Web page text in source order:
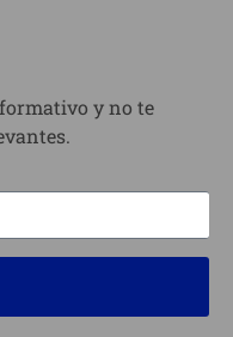
y no te